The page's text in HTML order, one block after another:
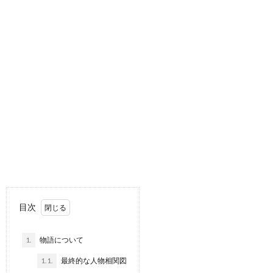
目次
1. 物語について
1.1. 最終的な人物相関図